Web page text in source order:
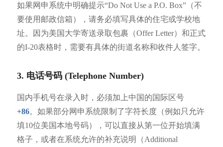
如果网申系统中明确提示“Do Not Use a P.O. Box”（不
要使用邮政信箱），请务必填写具体的住宅或学校地
址。因为美国大学寄送录取包裹（Offer Letter）和正式
的I-20表格时，需要有具体的街道名称和收件人签字。
3. 电话号码 (Telephone Number)
国内手机号在录入时，必须加上中国的国际区号
+86。如果部分网申系统限制了字符长度（例如只允许
填10位美国本地号码），可以直接从第一位开始填满
格子，或者在系统允许的补充说明（Additional